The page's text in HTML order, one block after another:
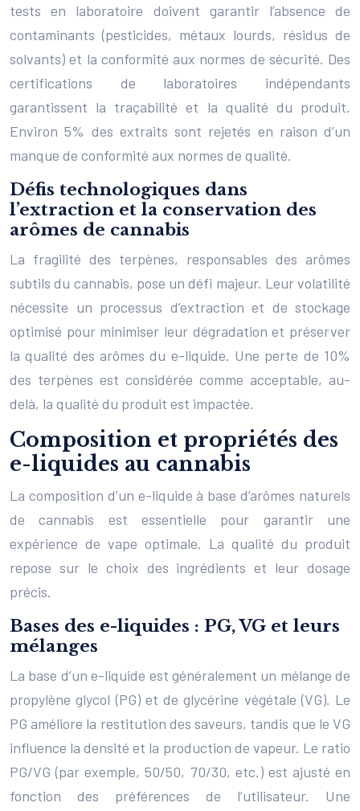
tests en laboratoire doivent garantir l’absence de
contaminants (pesticides, métaux lourds, résidus de
solvants) et la conformité aux normes de sécurité. Des
certifications de laboratoires indépendants
garantissent la traçabilité et la qualité du produit.
Environ 5% des extraits sont rejetés en raison d’un
manque de conformité aux normes de qualité.
Défis technologiques dans
l’extraction et la conservation des
arômes de cannabis
La fragilité des terpènes, responsables des arômes
subtils du cannabis, pose un défi majeur. Leur volatilité
nécessite un processus d’extraction et de stockage
optimisé pour minimiser leur dégradation et préserver
la qualité des arômes du e-liquide. Une perte de 10%
des terpènes est considérée comme acceptable, au-
delà, la qualité du produit est impactée.
Composition et propriétés des
e-liquides au cannabis
La composition d’un e-liquide à base d’arômes naturels
de cannabis est essentielle pour garantir une
expérience de vape optimale. La qualité du produit
repose sur le choix des ingrédients et leur dosage
précis.
Bases des e-liquides : PG, VG et leurs
mélanges
La base d’un e-liquide est généralement un mélange de
propylène glycol (PG) et de glycérine végétale (VG). Le
PG améliore la restitution des saveurs, tandis que le VG
influence la densité et la production de vapeur. Le ratio
PG/VG (par exemple, 50/50, 70/30, etc.) est ajusté en
fonction des préférences de l’utilisateur. Une